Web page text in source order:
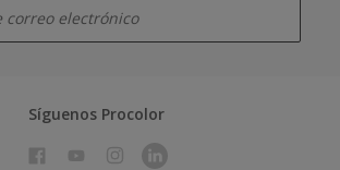
Síguenos Procolor